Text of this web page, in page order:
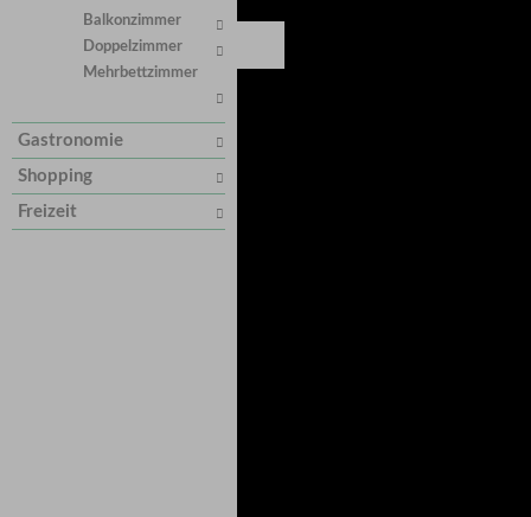
Balkonzimmer
Doppelzimmer
Mehrbettzimmer
Gastronomie
Shopping
Freizeit